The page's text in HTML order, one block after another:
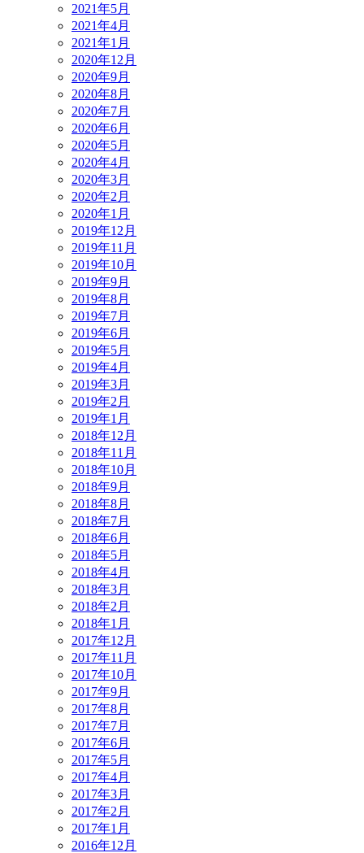
2021年5月
2021年4月
2021年1月
2020年12月
2020年9月
2020年8月
2020年7月
2020年6月
2020年5月
2020年4月
2020年3月
2020年2月
2020年1月
2019年12月
2019年11月
2019年10月
2019年9月
2019年8月
2019年7月
2019年6月
2019年5月
2019年4月
2019年3月
2019年2月
2019年1月
2018年12月
2018年11月
2018年10月
2018年9月
2018年8月
2018年7月
2018年6月
2018年5月
2018年4月
2018年3月
2018年2月
2018年1月
2017年12月
2017年11月
2017年10月
2017年9月
2017年8月
2017年7月
2017年6月
2017年5月
2017年4月
2017年3月
2017年2月
2017年1月
2016年12月